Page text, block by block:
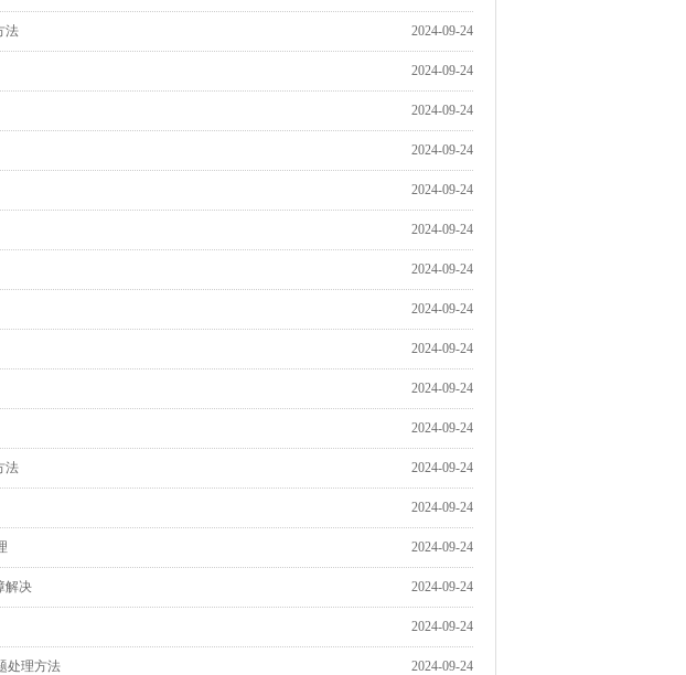
法 2024-09-24
2024-09-24
2024-09-24
2024-09-24
2024-09-24
2024-09-24
2024-09-24
2024-09-24
2024-09-24
2024-09-24
2024-09-24
法 2024-09-24
2024-09-24
2024-09-24
解决 2024-09-24
2024-09-24
处理方法 2024-09-24